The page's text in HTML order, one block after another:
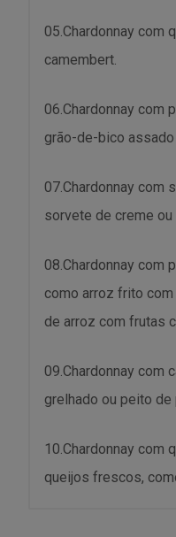
05.Chardonnay com
camembert.
06.Chardonnay com
grão-de-bico
07.Chardonnay com
sorvete de creme
08.Chardonnay com
como arroz frito
de arroz com frutas
09.Chardonnay com
grelhado ou peito de
10.Chardonnay com
queijos frescos,